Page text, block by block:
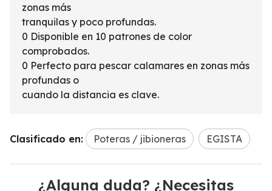
zonas más
tranquilas y poco profundas.
0 Disponible en 10 patrones de color
comprobados.
0 Perfecto para pescar calamares en zonas más
profundas o
cuando la distancia es clave.
Clasificado en: Poteras / jibioneras EGISTA
¿Alguna duda? ¿Necesitas